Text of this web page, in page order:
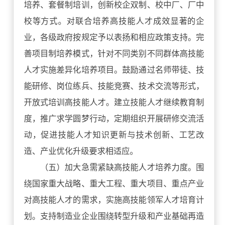
培养、套餐制培训，创新校企双制、校中厂、厂中
校等方式。对联合培养高技能人才成效显著的企
业，各级政府按规定予以表扬和相应政策支持。完
善项目制培养模式，针对不同类别不同群体高技能
人才实施差异化培养项目。鼓励通过名师带徒、技
能研修、岗位练兵、技能竞赛、技术交流等形式，
开放式培训高技能人才。建立技能人才继续教育制
度，推广求学圆梦行动，定期组织开展研修交流活
动，促进技能人才知识更新与技术创新、工艺改
造、产业优化升级要求相适应。
（五）加大急需紧缺高技能人才培养力度。围
绕国家重大战略、重大工程、重大项目、重点产业
对高技能人才的需求，实施高技能领军人才培育计
划。支持制造业企业围绕转型升级和产业基础再造